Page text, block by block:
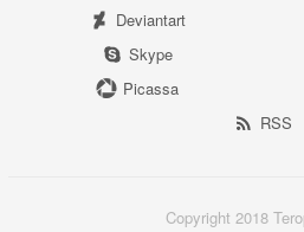
Deviantart
Skype
Picassa
RSS
Copyright 2018